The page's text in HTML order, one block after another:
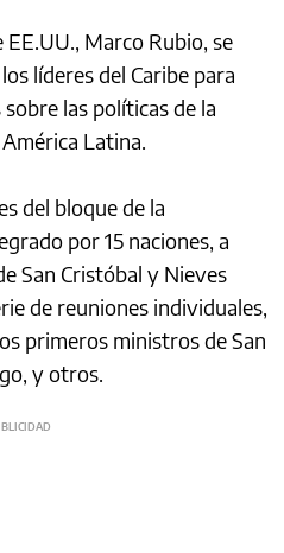
Marco Rubio, se
líderes del Caribe para
las políticas de la
Latina.
del bloque de la
por 15 naciones, a
San Cristóbal y Nieves
de reuniones individuales,
primeros ministros de San
y otros.